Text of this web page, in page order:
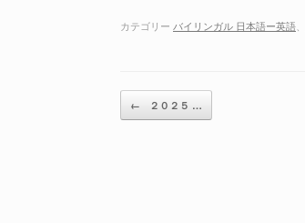
カテゴリー バイリンガル 日本語ー英語
投稿ナビゲーション
← ２０２５ …